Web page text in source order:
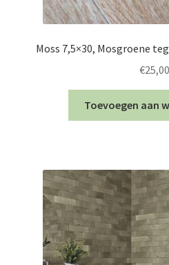
Moss 7,5×30, Mosgroene
€25,00
Toevoegen aan